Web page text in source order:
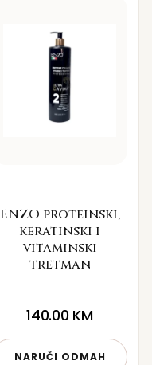
ENZO proteinski,
keratinski i
vitaminski
tretman
140.00 KM
NARUČI ODMAH